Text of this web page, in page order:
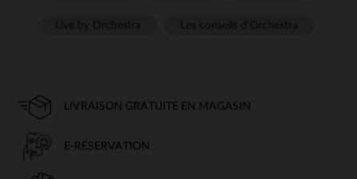
LIVRAISON GRATUITE EN MAGASIN
E-RÉSERVATION